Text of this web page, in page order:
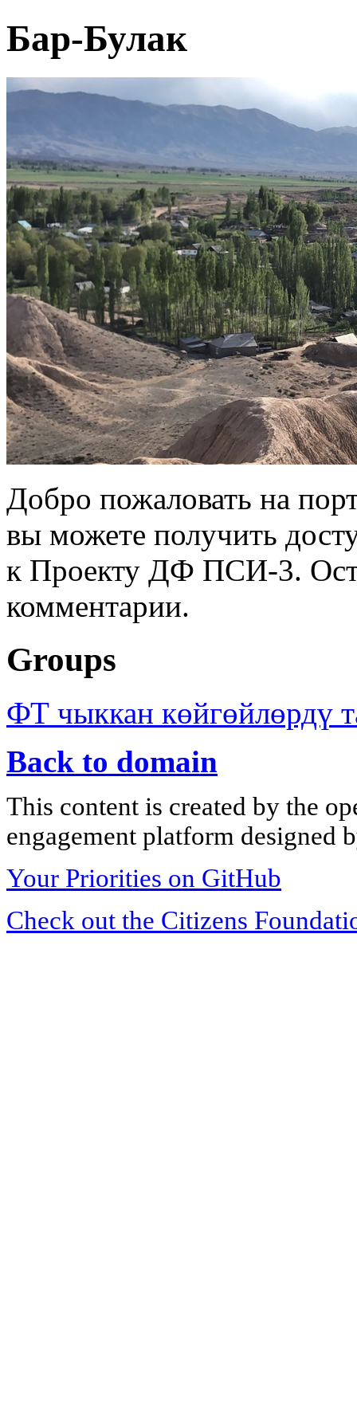
Бар-Булак
Добро пожаловать на
вы можете получить
к Проекту ДФ ПСИ-3.
комментарии.
Groups
ФТ чыккан көйгөйлөрдү
Back to domain
This content is created by the
engagement platform designed
Your Priorities on GitHub
Check out the Citizens